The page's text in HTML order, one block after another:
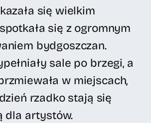
się wielkim
się z ogromnym
bydgoszczan.
sale po brzegi, a
w miejscach,
rzadko stają się
dla artystów.